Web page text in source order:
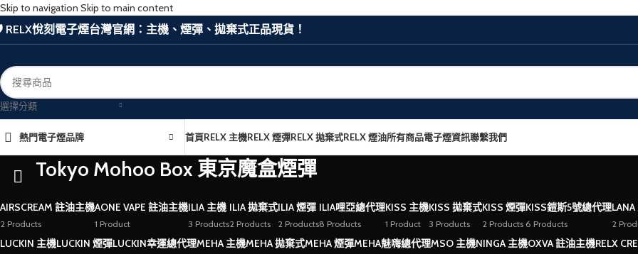
Skip to navigation Skip to main content
RELX悅刻電子煙台灣官網：主機、煙彈、拋棄式正品現貨！
選擇分類
熱門電子煙品牌 首頁RELX 主機RELX 煙彈RELX 拋棄式RELX 煙油所有商品電子煙資訊聯繫我們
Tokyo Mohoo Box 東京魔盒煙彈
AIRSCREAM 註油主機
2 Products
AONE VAPE 註油主機
1 Product
ILIA 主機
3 Products
ILIA 拋棄式
2 Products
ILIA 煙彈
2 Products
ILIA哩亞總代理
8 Products
KISS 主機
1 Product
KISS 拋棄式
3 Products
KISS 煙彈
2 Products
KISS鎧斯5號總代理
6 Products 2
LUCKIN 主機LUCKIN 煙彈LUCKIN幸運總代理MEHA 主機MEHA 拋棄式MEHA 煙彈MEHA魅嗨總代理MSO 主機NINGA 主機OXVA 註油主機RELX